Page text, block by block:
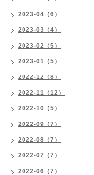
2023-04（6）
2023-03（4）
2023-02（5）
2023-01（5）
2022-12（8）
2022-11（12）
2022-10（5）
2022-09（7）
2022-08（7）
2022-07（7）
2022-06（7）